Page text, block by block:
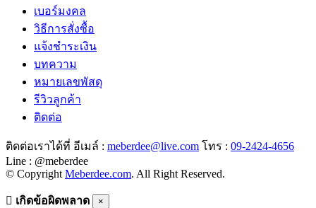
เบอร์มงคล
วิธีการสั่งซื้อ
แจ้งชำระเงิน
บทความ
หมายเลขพัสดุ
รีวิวลูกค้า
ติดต่อ
ติดต่อเราได้ที่ อีเมล์ : meberdee@live.com โทร : 09-2424-4656
Line : @meberdee
© Copyright Meberdee.com. All Right Reserved.
เกิดข้อผิดพลาด ×